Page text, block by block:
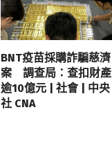
BNT疫苗採購詐騙慈濟
案 調查局：查扣財產
逾10億元 | 社會 | 中央
社 CNA